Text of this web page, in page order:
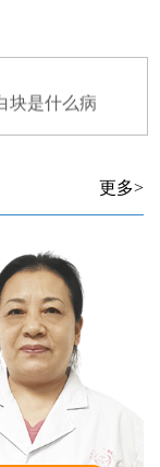
更多>